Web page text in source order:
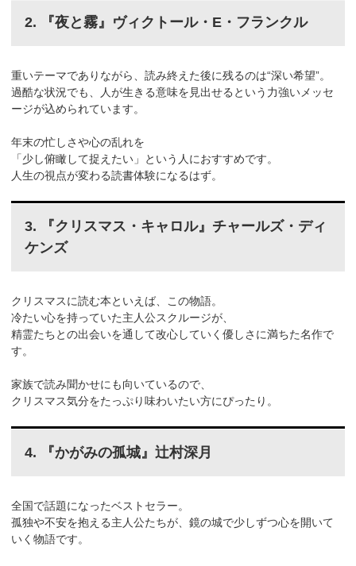
2. 『夜と霧』ヴィクトール・E・フランクル
重いテーマでありながら、読み終えた後に残るのは“深い希望”。
過酷な状況でも、人が生きる意味を見出せるという力強いメッセ
ージが込められています。
年末の忙しさや心の乱れを
「少し俯瞰して捉えたい」という人におすすめです。
人生の視点が変わる読書体験になるはず。
3. 『クリスマス・キャロル』チャールズ・ディ
ケンズ
クリスマスに読む本といえば、この物語。
冷たい心を持っていた主人公スクルージが、
精霊たちとの出会いを通して改心していく優しさに満ちた名作で
す。
家族で読み聞かせにも向いているので、
クリスマス気分をたっぷり味わいたい方にぴったり。
4. 『かがみの孤城』辻村深月
全国で話題になったベストセラー。
孤独や不安を抱える主人公たちが、鏡の城で少しずつ心を開いて
いく物語です。